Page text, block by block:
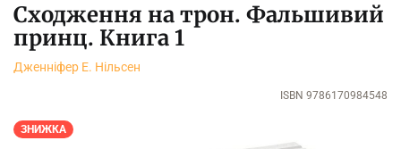
Сходження на трон. Фальшивий
принц. Книга 1
Дженніфер Е. Нільсен
ISBN 9786170984548
ЗНИЖКА